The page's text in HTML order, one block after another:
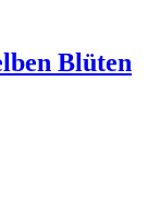
Blüten